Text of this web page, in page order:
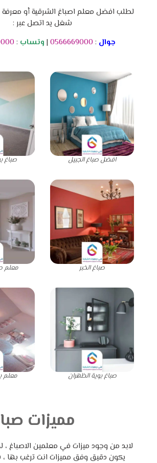
لطلب افضل معلم اصباغ الشرقية أو
شغل يد اتصل عبر :
جوال :
0566669000
| وتساب :
افضل صباغ الجبيل صباغ
صباغ الخبر معلم
صباغ بوية الظهران معلم
مميزات
لابد من وجود ميزات في معلمين الاصباغ ،
يكون دقيق وفق مميزات انت ترغب بها